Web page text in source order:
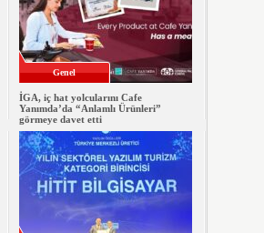
Genel
İGA, iç hat yolcularını Cafe
Yanımda’da “Anlamlı Ürünleri”
görmeye davet etti